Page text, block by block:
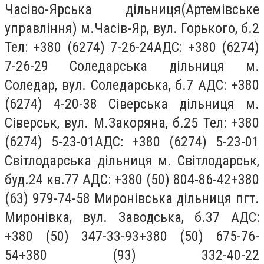
Часіво-Ярська дільниця(Артемівське
управління) м.Часів-Яр, вул. Горького, б.2
Тел: +380 (6274) 7-26-24АДС: +380 (6274)
7-26-29 Соледарська дільниця м.
Соледар, вул. Соледарська, б.7 АДС: +380
(6274) 4-20-38 Сіверська дільниця м.
Сіверськ, вул. М.Закоряна, б.25 Тел: +380
(6274) 5-23-01АДС: +380 (6274) 5-23-01
Світлодарська дільниця м. Світлодарськ,
буд.24 кв.77 АДС: +380 (50) 804-86-42+380
(63) 979-74-58 Миронівська дільниця пгт.
Миронівка, вул. Заводська, б.37 АДС:
+380 (50) 347-33-93+380 (50) 675-76-
54+380 (93) 332-40-22